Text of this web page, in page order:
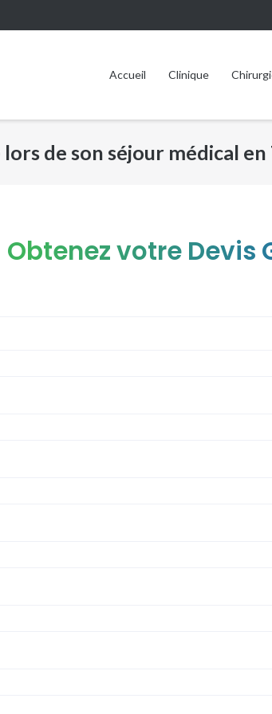
Accueil Clinique
de son séjour médical en
Obtenez votre Devis